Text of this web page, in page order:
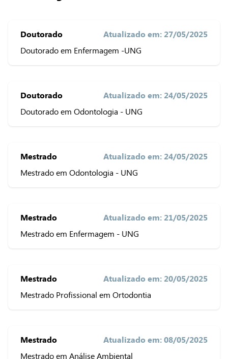
Doutorado
Atualizado em: 27/05/2025
Doutorado em Enfermagem -UNG
Doutorado
Atualizado em: 24/05/2025
Doutorado em Odontologia - UNG
Mestrado
Atualizado em: 24/05/2025
Mestrado em Odontologia - UNG
Mestrado
Atualizado em: 21/05/2025
Mestrado em Enfermagem - UNG
Mestrado
Atualizado em: 20/05/2025
Mestrado Profissional em Ortodontia
Mestrado
Atualizado em: 08/05/2025
Mestrado em Análise Ambiental